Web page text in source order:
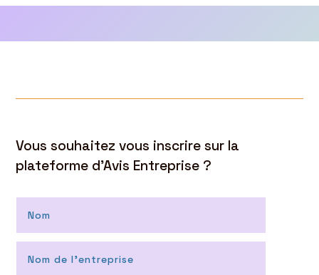
Vous souhaitez vous inscrire sur la
plateforme d’Avis Entreprise ?